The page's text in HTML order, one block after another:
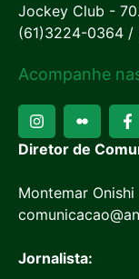
Jockey Club -
(61)3224-0364 /
Acompanhe
Diretor de
Montemar Onishi
Jornalista: